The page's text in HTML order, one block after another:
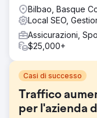
Bilbao, Basque
Local SEO,
Assicurazioni,
$25,000+
Casi di successo
Traffico
per l'azienda